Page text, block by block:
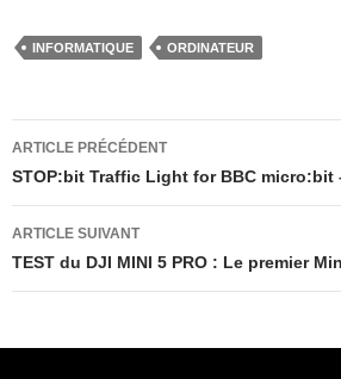
INFORMATIQUE ORDINATEUR
Navigation
des
articles
ARTICLE PRÉCÉDENT
STOP:bit Traffic Light for BBC micro:bit
ARTICLE SUIVANT
TEST du DJI MINI 5 PRO : Le premier